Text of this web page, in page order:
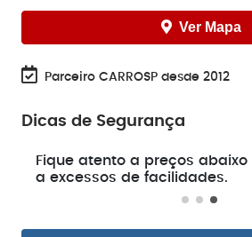
Ver Mapa
Parceiro CARROSP desde 2012
Dicas de Segurança
Fique atento a preços
a excessos de facilidades.